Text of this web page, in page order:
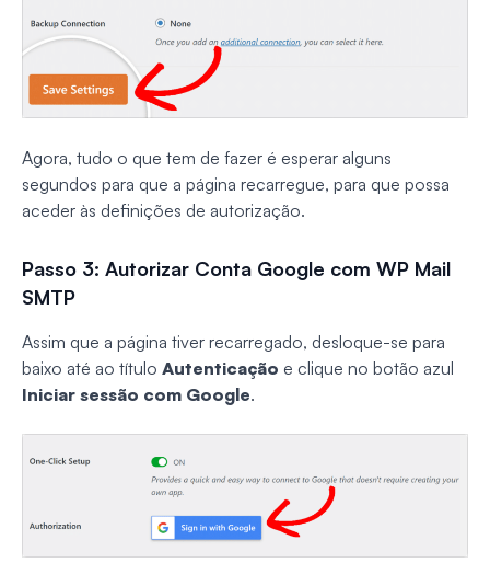
Agora, tudo o que tem de fazer é esperar alguns
segundos para que a página recarregue, para que possa
aceder às definições de autorização.
Passo 3: Autorizar Conta Google com WP Mail
SMTP
Assim que a página tiver recarregado, desloque-se para
baixo até ao título Autenticação e clique no botão azul
Iniciar sessão com Google.